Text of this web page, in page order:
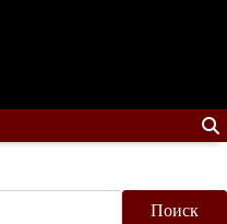
Поиск